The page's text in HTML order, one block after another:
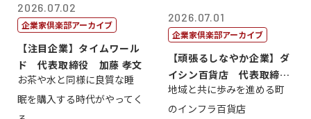
2026.07.02
企業家倶楽部アーカイブ
【注目企業】タイムワール
ド 代表取締役 加藤 孝文
お茶や水と同様に良質な睡
眠を購入する時代がやってく
2026.07.01
企業家倶楽部アーカイブ
【頑張るしなやか企業】ダ
イシン百貨店 代表取締役
社長 西山 ...
地域と共に歩みを進める町
のインフラ百貨店